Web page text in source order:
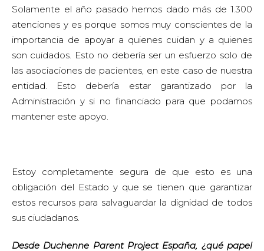
Solamente el año pasado hemos dado más de 1.300
atenciones y es porque somos muy conscientes de la
importancia de apoyar a quienes cuidan y a quienes
son cuidados. Esto no debería ser un esfuerzo solo de
las asociaciones de pacientes, en este caso de nuestra
entidad. Esto debería estar garantizado por la
Administración y si no financiado para que podamos
mantener este apoyo.
Estoy completamente segura de que esto es una
obligación del Estado y que se tienen que garantizar
estos recursos para salvaguardar la dignidad de todos
sus ciudadanos.
Desde Duchenne Parent Project España, ¿qué papel